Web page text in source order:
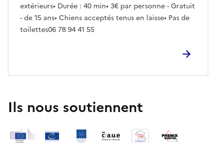
extérieurs• Durée : 40 min• 3€ par personne - Gratuit
- de 15 ans• Chiens acceptés tenus en laisse• Pas de
toilettes06 78 94 41 55
Ils nous soutiennent